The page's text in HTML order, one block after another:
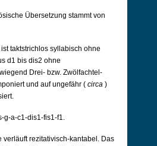
Übersetzung stammt von
taktstrichlos syllabisch ohne
d1 bis dis2 ohne
Drei- bzw. Zwölfachtel-
und auf ungefähr ( circa )
g-a-c1-dis1-fis1-f1.
verläuft rezitativisch-kantabel. Das